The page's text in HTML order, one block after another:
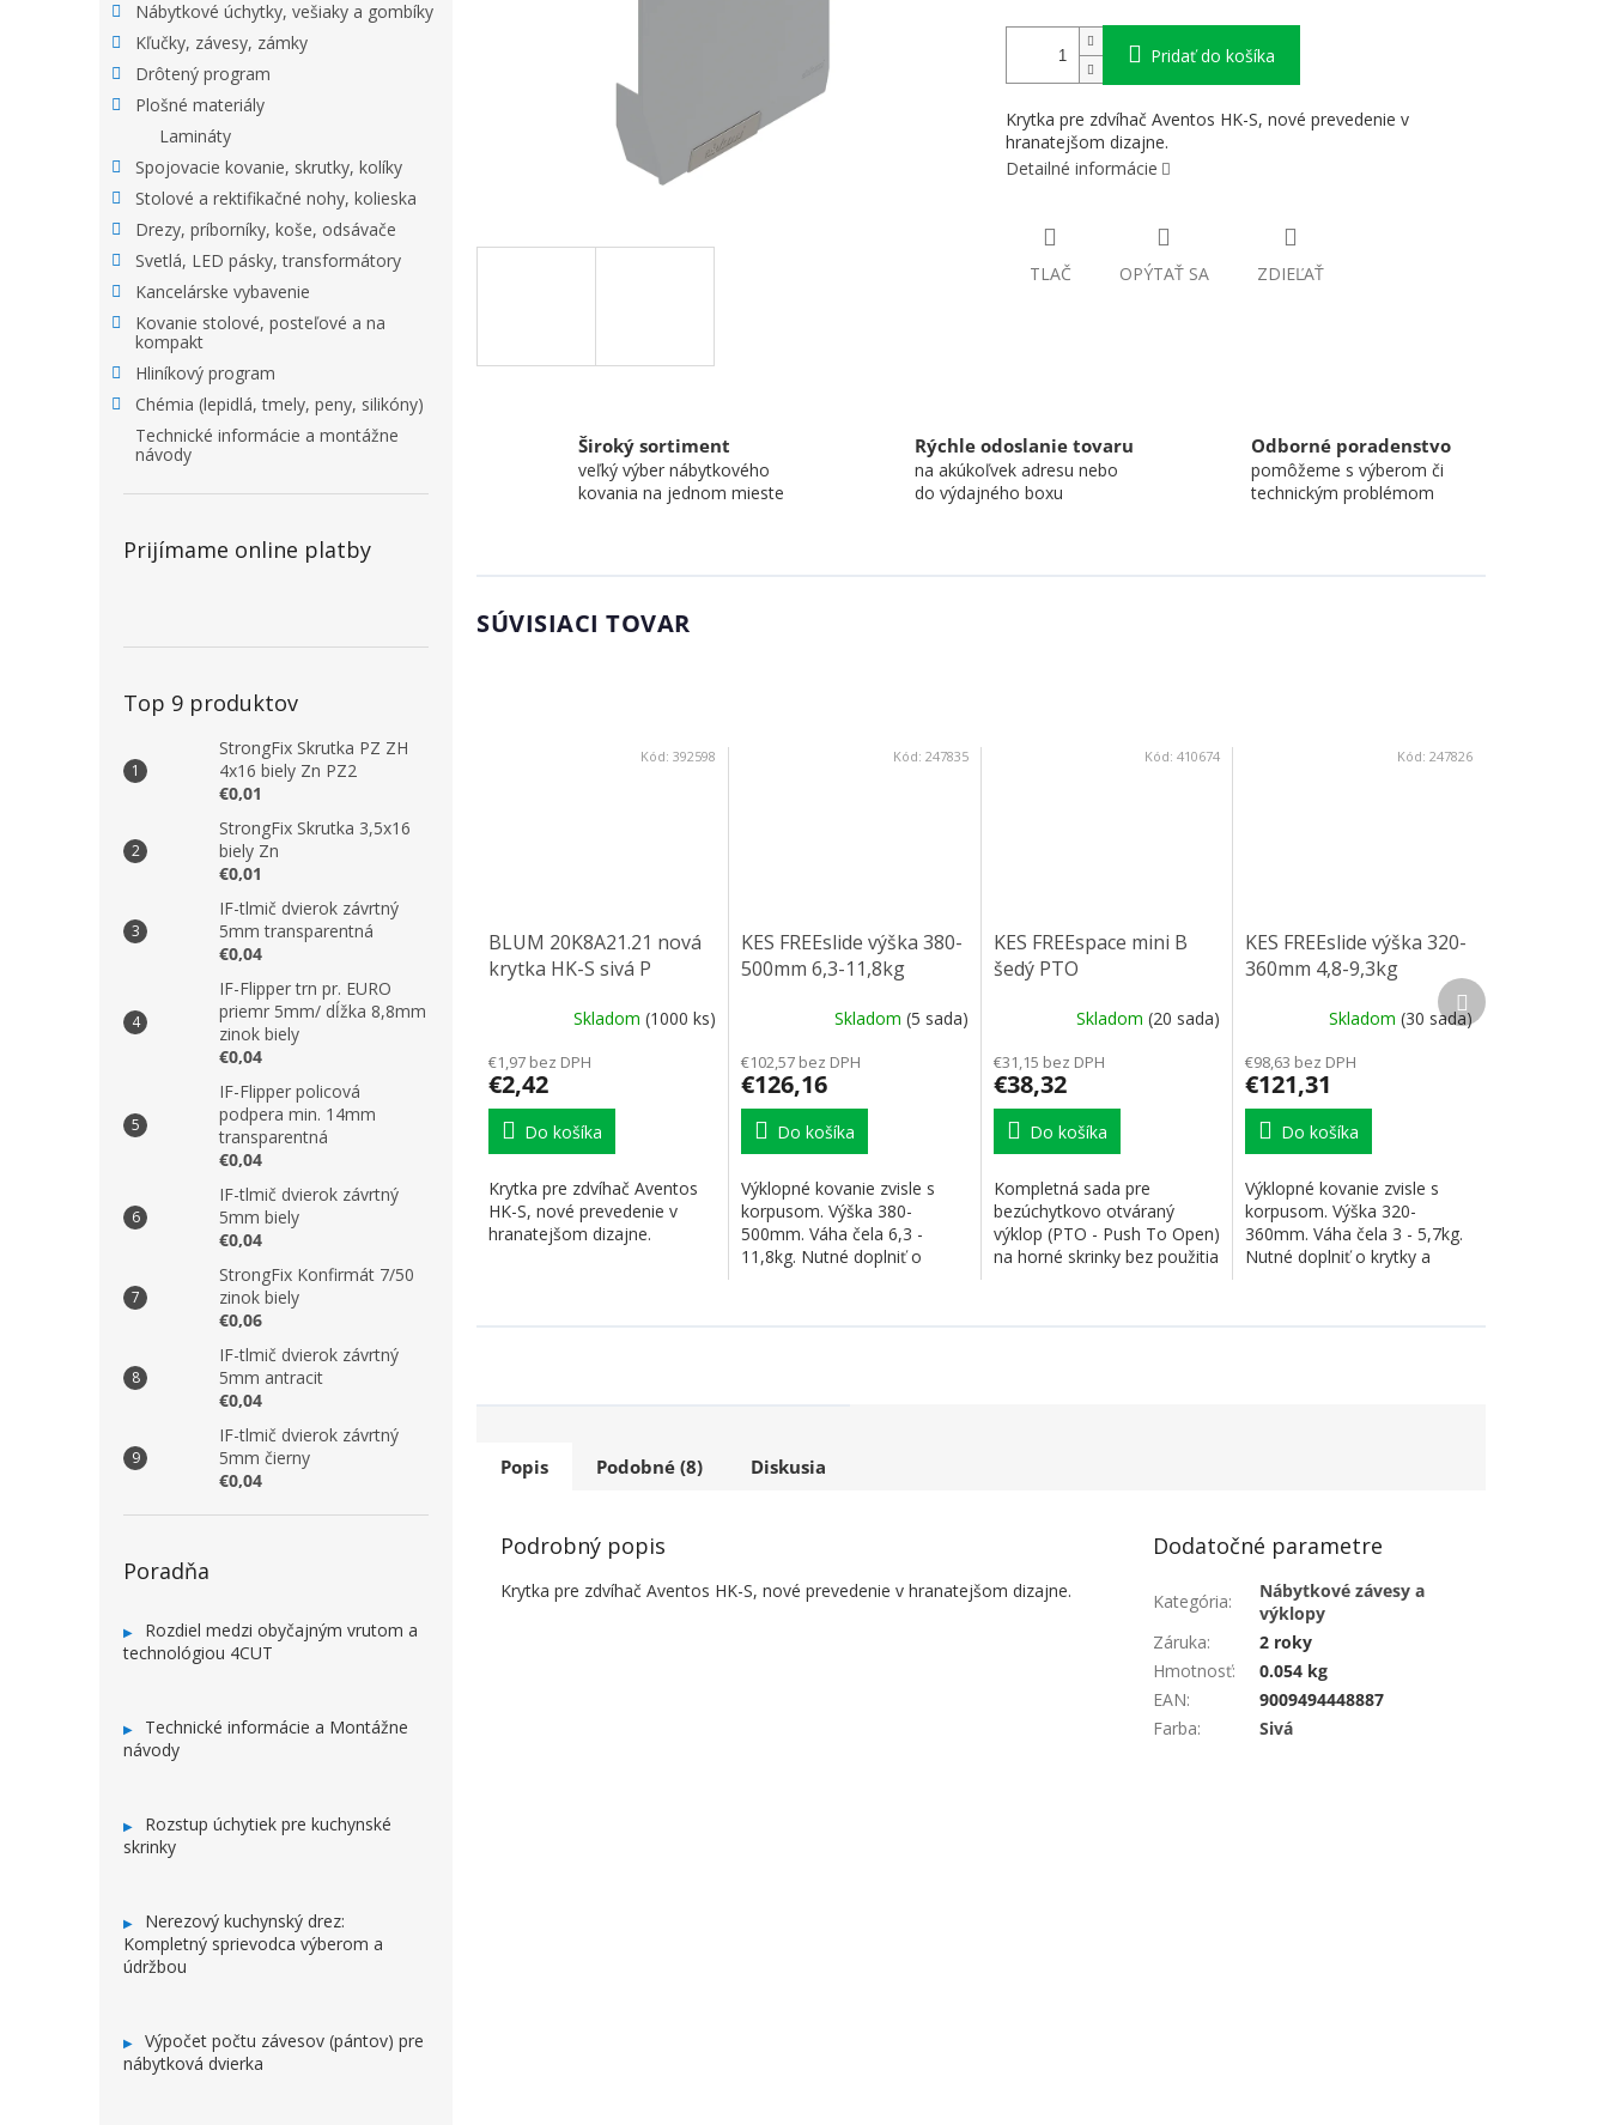
Nábytkové úchytky, vešiaky a gombíky
Kľučky, závesy, zámky
Drôtený program
Plošné materiály
Lamináty
Spojovacie kovanie, skrutky, kolíky
Stolové a rektifikačné nohy, kolieska
Drezy, príborníky, koše, odsávače
Svetlá, LED pásky, transformátory
Kancelárske vybavenie
Kovanie stolové, posteľové a na
kompakt
Hliníkový program
Chémia (lepidlá, tmely, peny, silikóny)
Technické informácie a montážne
návody
Prijímame online platby
Top 9 produktov
StrongFix Skrutka PZ ZH
4x16 biely Zn PZ2
€0,01
StrongFix Skrutka 3,5x16
biely Zn
€0,01
IF-tlmič dvierok závrtný
5mm transparentná
€0,04
IF-Flipper trn pr. EURO
priemr 5mm/ dĺžka 8,8mm
zinok biely
€0,04
IF-Flipper policová
podpera min. 14mm
transparentná
€0,04
IF-tlmič dvierok závrtný
5mm biely
€0,04
StrongFix Konfirmát 7/50
zinok biely
€0,06
IF-tlmič dvierok závrtný
5mm antracit
€0,04
IF-tlmič dvierok závrtný
5mm čierny
€0,04
Poradňa
Rozdiel medzi obyčajným vrutom a
technológiou 4CUT
Technické informácie a Montážne
návody
Rozstup úchytiek pre kuchynské
skrinky
Nerezový kuchynský drez:
Kompletný sprievodca výberom a
údržbou
Výpočet počtu závesov (pántov) pre
nábytková dvierka
Pridať do košíka
Krytka pre zdvíhač Aventos HK-S, nové prevedenie v
hranatejšom dizajne.
Detailné informácie
TLAČ OPÝTAŤ SA ZDIEĽAŤ
Široký sortiment
veľký výber nábytkového
kovania na jednom mieste
Rýchle odoslanie tovaru
na akúkoľvek adresu nebo
do výdajného boxu
Odborné poradenstvo
pomôžeme s výberom či
technickým problémom
SÚVISIACI TOVAR
BLUM 20K8A21.21 nová
krytka HK-S sivá P
Skladom (1000 ks)
€1,97 bez DPH
€2,42
Do košíka
Krytka pre zdvíhač Aventos
HK-S, nové prevedenie v
hranatejšom dizajne.
Kód: 392598
KES FREEslide výška 380-
500mm 6,3-11,8kg
Skladom (5 sada)
€102,57 bez DPH
€126,16
Do košíka
Výklopné kovanie zvisle s
korpusom. Výška 380-
500mm. Váha čela 6,3 -
11,8kg. Nutné doplniť o
Kód: 247835
KES FREEspace mini B
šedý PTO
Skladom(20 sada)
€31,15 bez DPH
€38,32
Do košíka
Kompletná sada pre
bezúchytkovo otváraný
výklop (PTO - Push To Open)
na horné skrinky bez použitia
Kód:410674
KES FREEslide výška 320-
360mm 4,8-9,3kg
Skladom (30 sada)
€98,63 bez DPH
€121,31
Do košíka
Výklopné kovanie zvisle s
korpusom. Výška 320-
360mm. Váha čela 3 - 5,7kg.
Nutné doplniť o krytky a
Kód: 247826
Ďalší produkt
Popis Podobné (8) Diskusia
Podrobný popis
Krytka pre zdvíhač Aventos HK-S, nové prevedenie v hranatejšom dizajne.
Dodatočné parametre
Kategória:
Nábytkové závesy a
výklopy
Záruka:
2 roky
Hmotnosť:
0.054 kg
EAN:
9009494448887
Farba: Sivá